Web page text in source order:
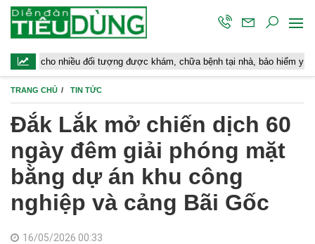
đối tượng được khám, chữa bệnh tại nhà, bảo hiểm y tế chi trả
TRANG CHỦ TIN TỨC
Đắk Lắk mở chiến dịch 60
ngày đêm giải phóng mặt
bằng dự án khu công
nghiệp và cảng Bãi Gốc
16/05/2026 00:33